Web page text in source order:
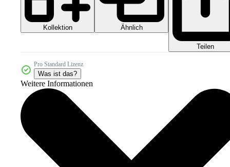
Kollektion Ähnlich
Teilen
Pro Standard Lizenz
Was ist das?
Weitere Informationen